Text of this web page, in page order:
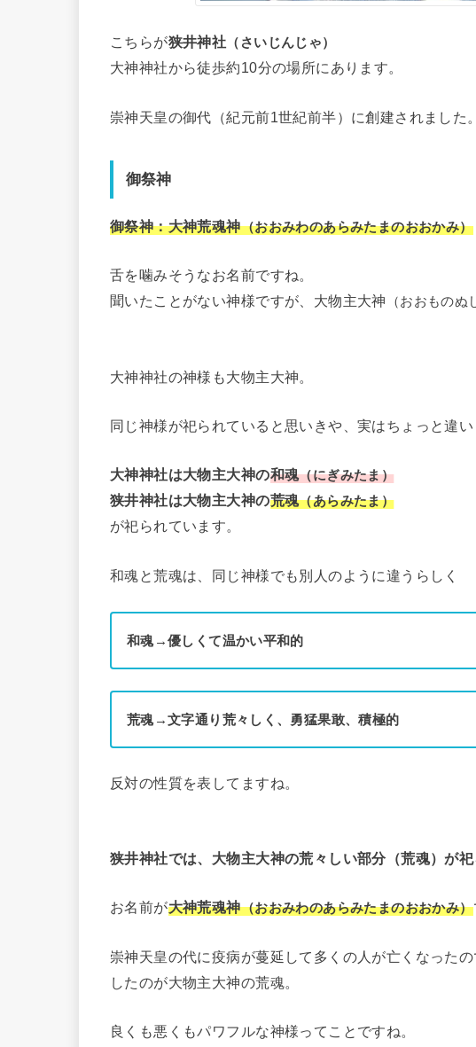
こちらが狭井神社 （さいじんじゃ）
大神神社から徒歩約10分の場所にあります。
崇神天皇の御代（紀元前1世紀前半）に創建されました。
御祭神
御祭神：大神荒魂神（おおみわのあらみたまのおおかみ）
舌を噛みそうなお名前ですね。
聞いたことがない神様ですが、大物主大神
（おおもの
大神神社の神様も大物主大神。
同じ神様が祀られていると思いきや、実はちょっと違い
大神神社は大物主大神の和魂（にぎみたま）
狭井神社は大物主大神の荒魂（あらみたま）
が祀られています。
和魂と荒魂は、同じ神様でも別人のように違うらしく
和魂→優しくて温かい平和的
荒魂→文字通り荒々しく、勇猛果敢、積極的
反対の性質を表してますね。
狭井神社では、大物主大神の荒々しい部分（荒魂）が祀
お名前が大神荒魂神（おおみわのあらみたまのおおかみ）
崇神天皇の代に疫病が蔓延して多くの人が亡くなった
したのが大物主大神の荒魂。
良くも悪くもパワフルな神様ってことですね。